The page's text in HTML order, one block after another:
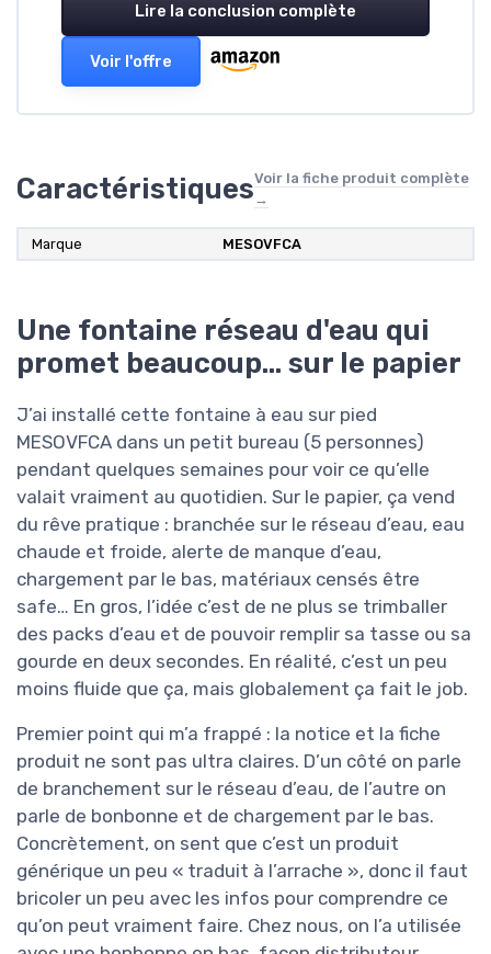
Lire la conclusion complète
Voir l'offre
CaractéristiquesVoir la fiche produit complète
→
Marque ‎MESOVFCA
Une fontaine réseau d'eau qui
promet beaucoup… sur le papier
J’ai installé cette fontaine à eau sur pied
MESOVFCA dans un petit bureau (5 personnes)
pendant quelques semaines pour voir ce qu’elle
valait vraiment au quotidien. Sur le papier, ça vend
du rêve pratique : branchée sur le réseau d’eau, eau
chaude et froide, alerte de manque d’eau,
chargement par le bas, matériaux censés être
safe… En gros, l’idée c’est de ne plus se trimballer
des packs d’eau et de pouvoir remplir sa tasse ou sa
gourde en deux secondes. En réalité, c’est un peu
moins fluide que ça, mais globalement ça fait le job.
Premier point qui m’a frappé : la notice et la fiche
produit ne sont pas ultra claires. D’un côté on parle
de branchement sur le réseau d’eau, de l’autre on
parle de bonbonne et de chargement par le bas.
Concrètement, on sent que c’est un produit
générique un peu « traduit à l’arrache », donc il faut
bricoler un peu avec les infos pour comprendre ce
qu’on peut vraiment faire. Chez nous, on l’a utilisée